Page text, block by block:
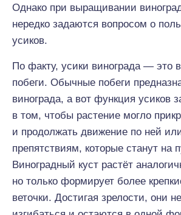
Однако при выращивании
нередко задаются вопросом о
усиков.
По факту, усики винограда — это
побеги. Обычные побеги
винограда, а вот функция усиков
в том, чтобы растение могло
и продолжать движение по ней
препятствиям, которые станут на
Виноградный куст растёт
но только формирует более
веточки. Достигая зрелости, они